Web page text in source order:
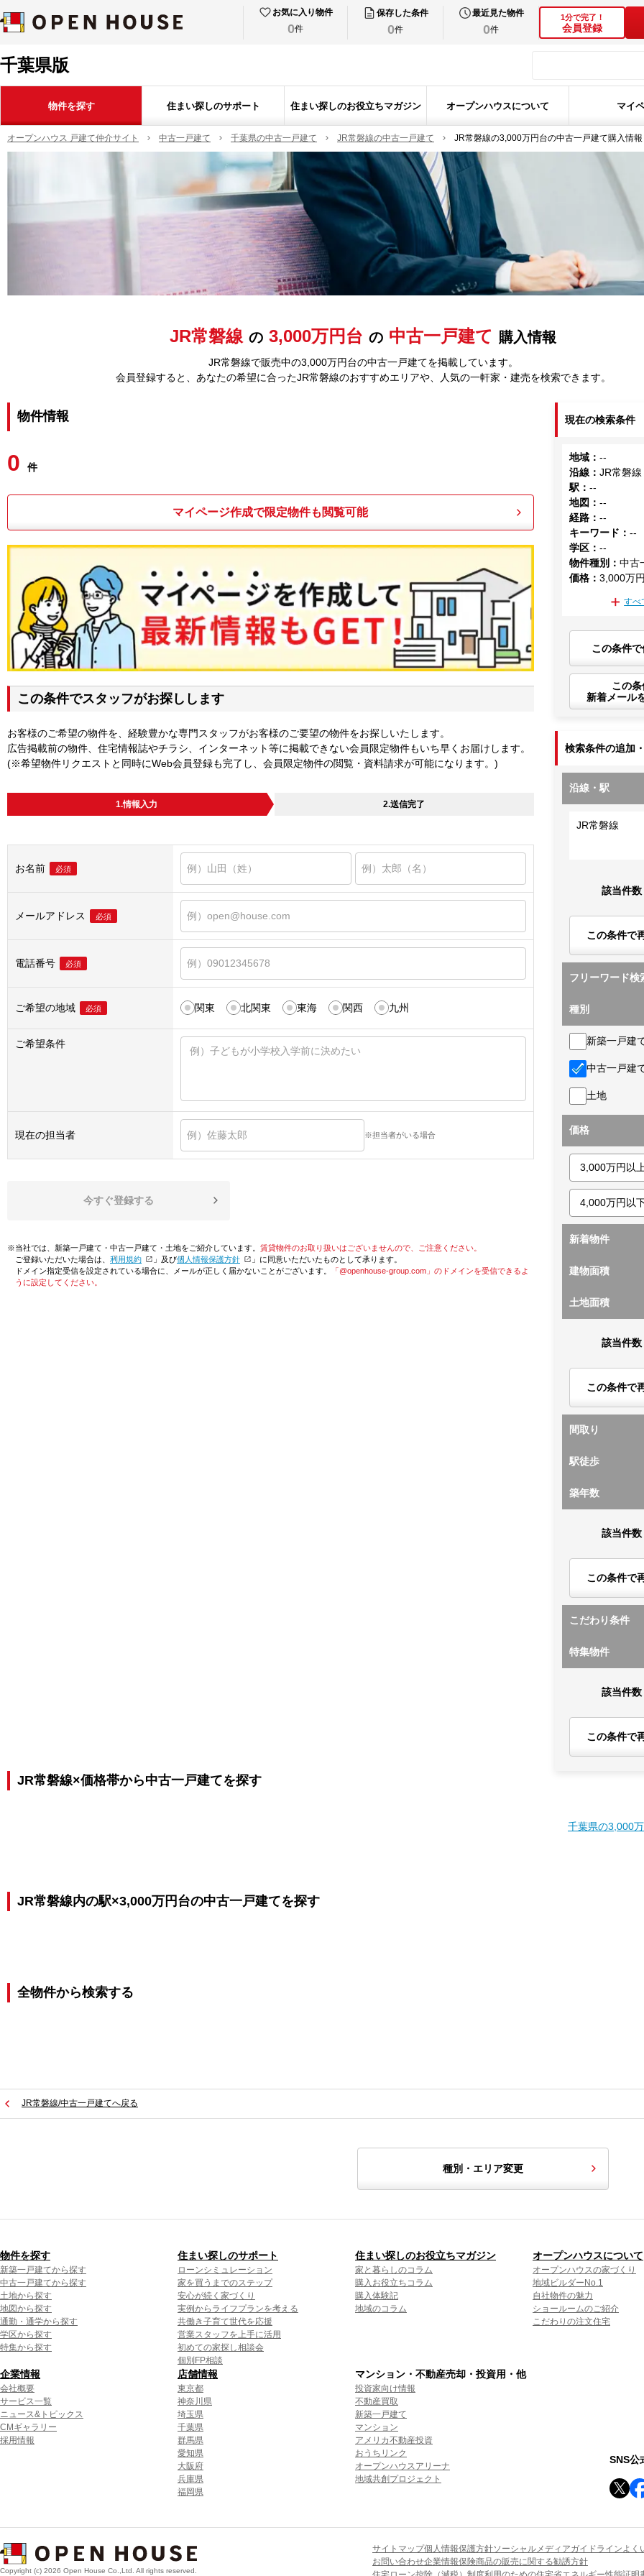
お気に入り物件
0件
保存した条件
0件
最近見た物件
0件
1分で完了！
会員登録
千葉県版
物件を探す 住まい探しのサポート 住まい探しのお役立ちマガジン オープンハウスについて マイ
オープンハウス 戸建て仲介サイト 中古一戸建て 千葉県の中古一戸建て JR常磐線の中古一戸建て JR常磐線の3,000万円台の中古一戸建て購入情報
JR常磐線 の 3,000万円台 の 中古一戸建て 購入情報
JR常磐線で販売中の3,000万円台の中古一戸建てを掲載しています。
会員登録すると、あなたの希望に合ったJR常磐線のおすすめエリアや、人気の一軒家・建売を検索できます。
物件情報
0 件
マイページ作成で限定物件も閲覧可能
この条件でスタッフがお探しします
お客様のご希望の物件を、経験豊かな専門スタッフがお客様のご要望の物件をお探しいたします。
広告掲載前の物件、住宅情報誌やチラシ、インターネット等に掲載できない会員限定物件もいち早くお届けします。
(※希望物件リクエストと同時にWeb会員登録も完了し、会員限定物件の閲覧・資料請求が可能になります。)
1.情報入力 2.送信完了
お名前 必須
メールアドレス 必須
電話番号 必須
ご希望の地域 必須 関東 北関東 東海 関西 九州
ご希望条件
現在の担当者 ※担当者がいる場合
今すぐ登録する
※当社では、新築一戸建て・中古一戸建て・土地をご紹介しています。 賃貸物件のお取り扱いはございませんので、ご注意ください。
ご登録いただいた場合は、「利用規約 」及び「個人情報保護方針
」に同意いただいたものとして承ります。
ドメイン指定受信を設定されている場合に、メールが正しく届かないことがございます。
「@openhouse-group.com」のドメインを受信できるよ
うに設定してください。
現在の検索条件
地域 ：--
沿線 ：JR常磐線
駅 ：--
地図 ：--
経路 ：--
キーワード ：--
学区 ：--
物件種別 ：中古
価格 ：3,000万
すべ
この条件
この
新着メール
検索条件の追加
沿線・駅
JR常磐線
該当件数
この条件で
フリーワード検
種別
新築一戸建
中古一戸建
土地
価格
新着物件
建物面積
土地面積
該当件数
この条件で
間取り
駅徒歩
築年数
該当件数
この条件で
こだわり条件
特集物件
該当件数
この条件で
JR常磐線×価格帯から中古一戸建てを探す
千葉県の3,000
JR常磐線内の駅×3,000万円台の中古一戸建てを探す
全物件から検索する
JR常磐線/中古一戸建てへ戻る
種別・エリア変更
物件を探す
新築一戸建てから探す
中古一戸建てから探す
土地から探す
地図から探す
通勤・通学から探す
学区から探す
特集から探す
住まい探しのサポート
ローンシミュレーション
家を買うまでのステップ
安心が続く家づくり
実例からライフプランを考える
共働き子育て世代を応援
営業スタッフを上手に活用
初めての家探し相談会
個別FP相談
住まい探しのお役立ちマガジン
家と暮らしのコラム
購入お役立ちコラム
購入体験記
地域のコラム
オープンハウスについて
オープンハウスの家づくり
地域ビルダーNo.1
自社物件の魅力
ショールームのご紹介
こだわりの注文住宅
企業情報
会社概要
サービス一覧
ニュース&トピックス
CMギャラリー
採用情報
店舗情報
東京都
神奈川県
埼玉県
千葉県
群馬県
愛知県
大阪府
兵庫県
福岡県
マンション・不動産売却・投資用・他
投資家向け情報
不動産買取
新築一戸建て
マンション
アメリカ不動産投資
おうちリンク
オープンハウスアリーナ
地域共創プロジェクト
SNS公
Copyright (c) 2026 Open House Co.,Ltd. All rights reserved.
サイトマップ個人情報保護方針ソーシャルメディアガイドラインよく
お問い合わせ企業情報保険商品の販売に関する勧誘方針